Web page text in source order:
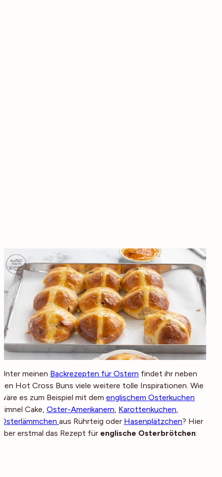
Unter meinen Backrezepten für Ostern findet ihr neben
den Hot Cross Buns viele weitere tolle Inspirationen. Wie
wäre es zum Beispiel mit dem englischem Osterkuchen
Simnel Cake, Oster-Amerikanern Karottenkuchen
Osterlämmchen aus Rührteig oder Hasenplätzchen? Hier
aber erstmal das Rezept für englische Osterbrötchen: